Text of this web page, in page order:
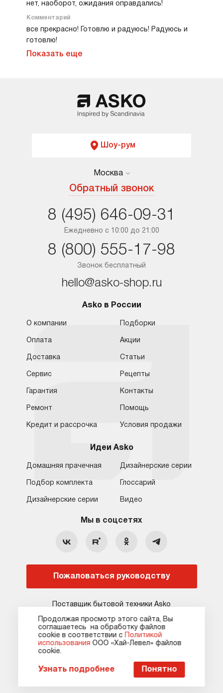
Москва
Москва
Краснодар
8 (800) 555-17-98 8 (495) 646-09-31
hello@asko-shop.ru
О компании Ремонт
Статьи и акции
Сервисные центры Кредит и рассрочка
Гарантия Карта сайта
Пожаловаться руководству
нет, наоборот, ожидания оправдались!
Комментарий
все прекрасно! Готовлю и радуюсь! Радуюсь и
готовлю!
Показать еще
Шоу-рум
Москва
Обратный звонок
Москва
Ростов-на-Дону
Ежедневно с 10:00 до 21:00
8 (495) 646-09-31
Звонок бесплатный
8 (800) 555-17-98
hello@asko-shop.ru
Asko в России
О компании
Оплата
Доставка
Сервис
Гарантия
Ремонт
Кредит и рассрочка
Подборки
Акции
Статьи
Рецепты
Контакты
Помощь
Условия продажи
Идеи Asko
Домашняя прачечная
Подбор комплекта
Дизайнерские серии
Дизайнерские серии
Глоссарий
Видео
Мы в соцсетях
Пожаловаться руководству
Поставщик бытовой техники Asko
© 2010-2026 Официальный сайт asko-shop.ru
Политика конфиденциальности
Продолжая просмотр этого сайта, Вы
соглашаетесь на обработку файлов
сооkie в соответствии с
Политикой
использования ООО «Хай-Левел» файлов
сооkіе.
Узнать подробнее Понятно